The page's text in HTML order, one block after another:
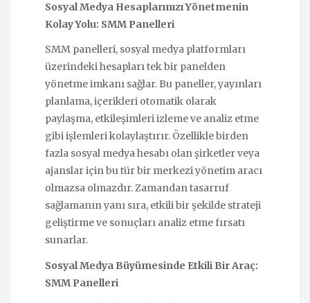
Sosyal Medya Hesaplarınızı Yönetmenin
Kolay Yolu: SMM Panelleri
SMM panelleri, sosyal medya platformları
üzerindeki hesapları tek bir panelden
yönetme imkanı sağlar. Bu paneller, yayınları
planlama, içerikleri otomatik olarak
paylaşma, etkileşimleri izleme ve analiz etme
gibi işlemleri kolaylaştırır. Özellikle birden
fazla sosyal medya hesabı olan şirketler veya
ajanslar için bu tür bir merkezi yönetim aracı
olmazsa olmazdır. Zamandan tasarruf
sağlamanın yanı sıra, etkili bir şekilde strateji
geliştirme ve sonuçları analiz etme fırsatı
sunarlar.
Sosyal Medya Büyümesinde Etkili Bir Araç:
SMM Panelleri